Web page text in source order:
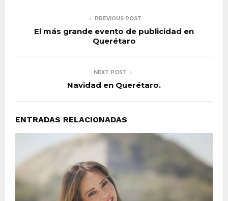
PREVIOUS POST
El más grande evento de publicidad en
Querétaro
NEXT POST
Navidad en Querétaro.
ENTRADAS RELACIONADAS